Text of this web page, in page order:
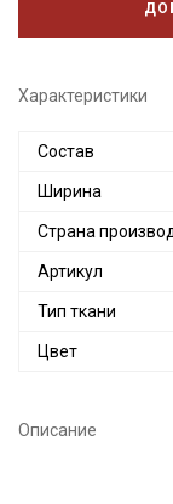
Характеристики
Состав
Ширина
Страна
Артикул
Тип ткани
Цвет
Описание